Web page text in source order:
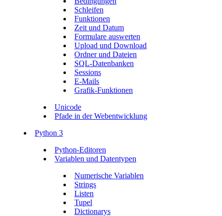
Schleifen
Funktionen
Zeit und Datum
Formulare auswerten
Upload und Download
Ordner und Dateien
SQL-Datenbanken
Sessions
E-Mails
Grafik-Funktionen
Unicode
Pfade in der Webentwicklung
Python 3
Python-Editoren
Variablen und Datentypen
Numerische Variablen
Strings
Listen
Tupel
Dictionarys